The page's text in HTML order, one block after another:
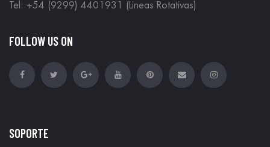
Tel: +54 (9299) 4401931 (Lineas Rotativas)
FOLLOW US ON
SOPORTE